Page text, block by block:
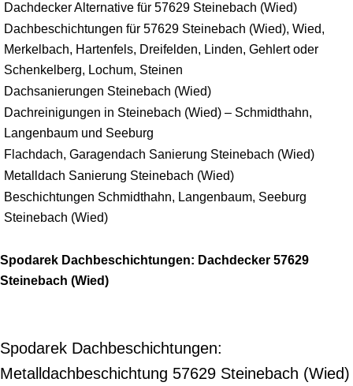
Dachdecker Alternative für 57629 Steinebach (Wied)
Dachbeschichtungen für 57629 Steinebach (Wied), Wied,
Merkelbach, Hartenfels, Dreifelden, Linden, Gehlert oder
Schenkelberg, Lochum, Steinen
Dachsanierungen Steinebach (Wied)
Dachreinigungen in Steinebach (Wied) – Schmidthahn,
Langenbaum und Seeburg
Flachdach, Garagendach Sanierung Steinebach (Wied)
Metalldach Sanierung Steinebach (Wied)
Beschichtungen Schmidthahn, Langenbaum, Seeburg
Steinebach (Wied)
Spodarek Dachbeschichtungen: Dachdecker 57629
Steinebach (Wied)
Spodarek Dachbeschichtungen:
Metalldachbeschichtung 57629 Steinebach (Wied)